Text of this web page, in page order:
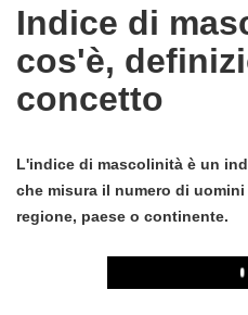
Indice di
cos'è,
concetto
L'indice di mascolinità è un
che misura il numero di
regione, paese o continente.